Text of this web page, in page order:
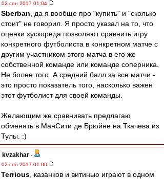
02 сен 2017 01:04
Sberban , да я вообще про "купить" и "сколько
стоит" не говорил. Я просто указал на то, что
оценки хускореда позволяют сравнить игру
конкретного футболиста в конкретном матче с
другим участником этого матча в его же
собственной команде или команде соперника.
Не более того. А средний балл за все матчи -
это просто показатель того, насколько важен
этот футболист для своей команды.
Желающим же сравнивать предлагаю
обменять в МанСити де Брюйне на Ткачева из
Тулы. :)
kvzakhar -
02 сен 2017 01:00
Terrious , казанков и витинью играют в одном